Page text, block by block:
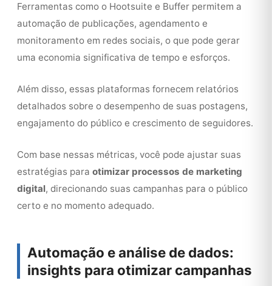
Ferramentas como o Hootsuite e Buffer permitem a
automação de publicações, agendamento e
monitoramento em redes sociais, o que pode gerar
uma economia significativa de tempo e esforços.
Além disso, essas plataformas fornecem relatórios
detalhados sobre o desempenho de suas postagens,
engajamento do público e crescimento de seguidores.
Com base nessas métricas, você pode ajustar suas
estratégias para otimizar processos de marketing
digital, direcionando suas campanhas para o público
certo e no momento adequado.
Automação e análise de dados:
insights para otimizar campanhas